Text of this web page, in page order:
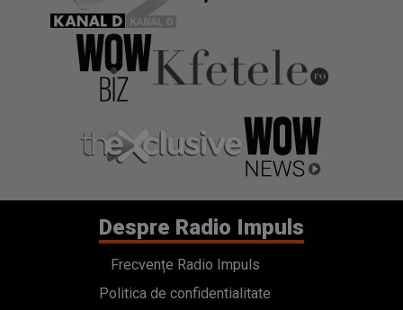
Despre Radio Impuls
Frecvențe Radio Impuls
Politica de confidentialitate